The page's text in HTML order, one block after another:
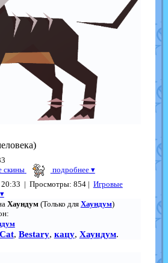
скины подробнее▾
20:33 | Просмотры: 854 | Игровые
Хаундум(Только для Хаундум)
, Bestary, кацу, Хаундум.